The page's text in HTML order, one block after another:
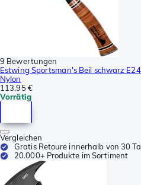
9 Bewertungen
Estwing Sportsman's Beil schwarz
Nylon
113,95 €
Vorrätig
Vergleichen
Gratis Retoure innerhalb von 30
20.000+ Produkte im Sortiment